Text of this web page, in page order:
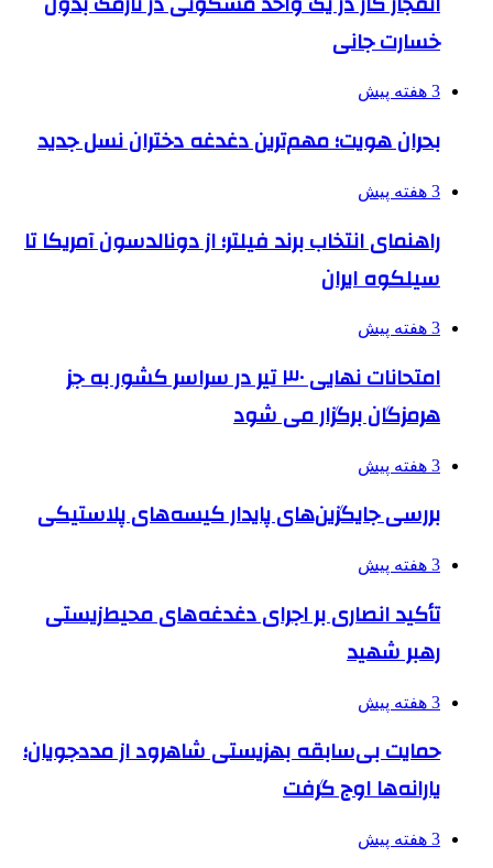
خسارت جانی
3 هفته پیش
بحران هویت؛ مهم‌ترین دغدغه دختران نسل جدید
3 هفته پیش
راهنمای انتخاب برند فیلتر؛ از دونالدسون آمریکا تا
سیلکوه ایران
3 هفته پیش
امتحانات نهایی ۳۰ تیر در سراسر کشور به جز
هرمزگان برگزار می شود
3 هفته پیش
بررسی جایگزین‌های پایدار کیسه‌های پلاستیکی
3 هفته پیش
تأکید انصاری بر اجرای دغدغه‌های محیط‌زیستی
رهبر شهید
3 هفته پیش
حمایت بی‌سابقه بهزیستی شاهرود از مددجویان؛
یارانه‌ها اوج گرفت
3 هفته پیش